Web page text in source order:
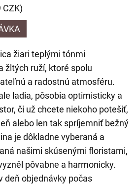
CZK)
žiari teplými tónmi
žltých ruží, ktoré spolu
a radostnú atmosféru.
ladia, pôsobia optimisticky a
či už chcete niekoho potešiť,
alebo len tak spríjemniť bežný
je dôkladne vyberaná a
našimi skúsenými floristami,
pôvabne a harmonicky.
deň objednávky počas